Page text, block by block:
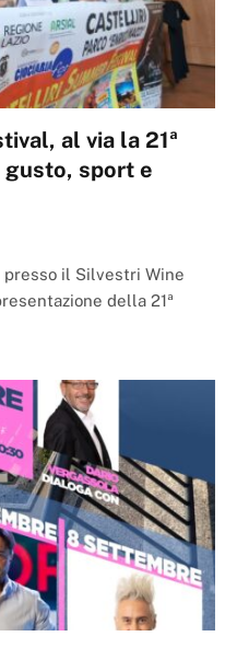
al via la 21ª
gusto, sport e
presso il Silvestri Wine
della 21ª